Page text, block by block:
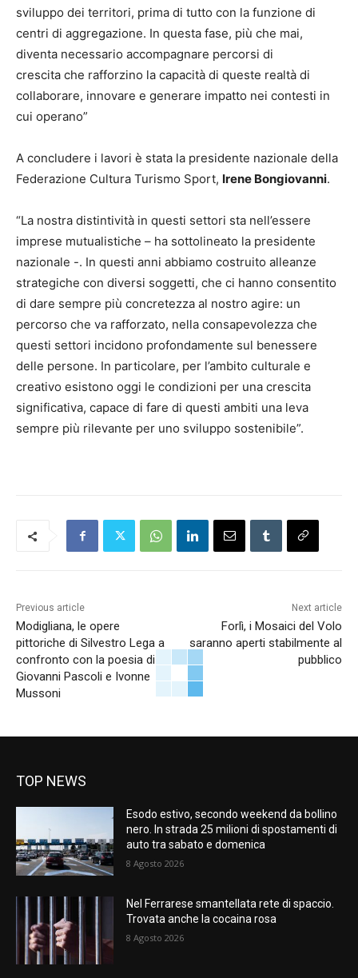
sviluppo dei territori, prima di tutto con la funzione di
centri di aggregazione. In questa fase, più che mai,
diventa necessario accompagnare percorsi di
crescita che rafforzino la capacità di queste realtà di
collaborare, innovare e generare impatto nei contesti in
cui operano”
A concludere i lavori è stata la presidente nazionale della
Federazione Cultura Turismo Sport, Irene Bongiovanni.
“La nostra distintività in questi settori sta nell’essere
imprese mutualistiche – ha sottolineato la presidente
nazionale -. In questi anni abbiamo costruito alleanze
strategiche con diversi soggetti, che ci hanno consentito
di dare sempre più concretezza al nostro agire: un
percorso che va rafforzato, nella consapevolezza che
questi settori incidono profondamente sul benessere
delle persone. In particolare, per l’ambito culturale e
creativo esistono oggi le condizioni per una crescita
significativa, capace di fare di questi ambiti una leva
sempre più rilevante per uno sviluppo sostenibile”.
Previous article
Modigliana, le opere
pittoriche di Silvestro Lega a
confronto con la poesia di
Giovanni Pascoli e Ivonne
Mussoni
Next article
Forlì, i Mosaici del Volo
saranno aperti stabilmente al
pubblico
TOP NEWS
Esodo estivo, secondo weekend da bollino
nero. In strada 25 milioni di spostamenti di
auto tra sabato e domenica
8 Agosto 2026
Nel Ferrarese smantellata rete di spaccio.
Trovata anche la cocaina rosa
8 Agosto 2026